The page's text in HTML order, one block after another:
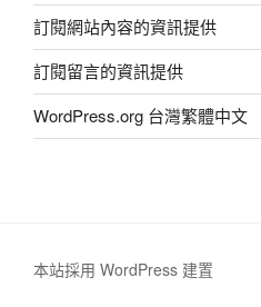
訂閱網站內容的資訊提供
訂閱留言的資訊提供
WordPress.org 台灣繁體中文
本站採用 WordPress 建置